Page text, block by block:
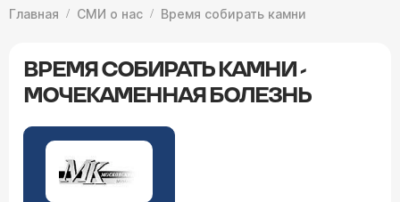
Главная СМИ о нас Время собирать камни
ВРЕМЯ СОБИРАТЬ КАМНИ -
МОЧЕКАМЕННАЯ БОЛЕЗНЬ